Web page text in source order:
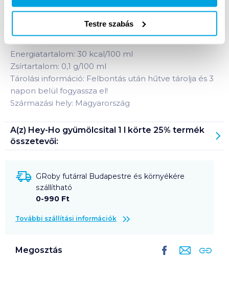
Testre szabás
cukorral és édesítőszerrel.
Energiatartalom: 30 kcal/100 ml
Zsírtartalom: 0,1 g/100 ml
Tárolási információ: Felbontás után hűtve tárolja és 3
napon belül fogyassza el!
Származási hely: Magyarország
A(z) Hey-Ho gyümölcsital 1 l körte 25% termék
összetevői:
GRoby futárral Budapestre és környékére
szállítható
0-990 Ft
További szállítási információk
Megosztás